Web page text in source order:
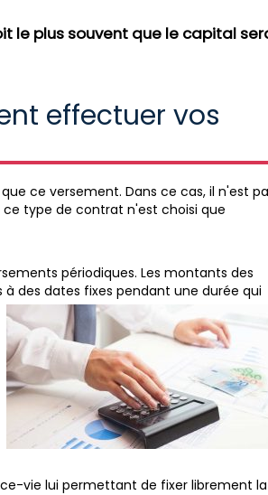
le plus souvent que le capital
effectuer vos
ce versement. Dans ce cas, il n'est
ce type de contrat n'est choisi que
périodiques. Les montants des
des dates fixes pendant une durée qui
vie lui permettant de fixer librement la